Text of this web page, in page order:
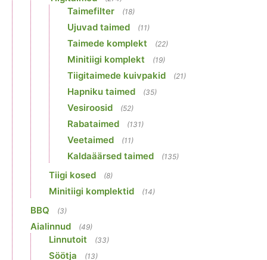
Taimefilter (18)
Ujuvad taimed (11)
Taimede komplekt (22)
Minitiigi komplekt (19)
Tiigitaimede kuivpakid (21)
Hapniku taimed (35)
Vesiroosid (52)
Rabataimed (131)
Veetaimed (11)
Kaldaäärsed taimed (135)
Tiigi kosed (8)
Minitiigi komplektid (14)
BBQ (3)
Aialinnud (49)
Linnutoit (33)
Söötja (13)